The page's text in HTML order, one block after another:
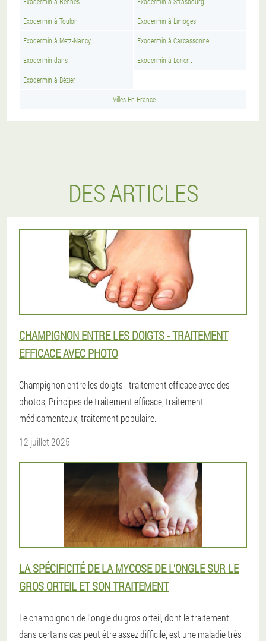
Exodermin à Toulon Exodermin à Limoges
Exodermin à Metz-Nancy Exodermin à Carcassonne
Exodermin dans Exodermin à Lorient
Exodermin à Bézier
Villes En France
DES ARTICLES
CHAMPIGNON ENTRE LES DOIGTS - TRAITEMENT
EFFICACE AVEC PHOTO
Champignon entre les doigts - traitement efficace avec des
photos, Principes de traitement efficace, traitement
médicamenteux, traitement populaire.
12 juillet 2025
LA SPÉCIFICITÉ DE LA MYCOSE DE L'ONGLE SUR LE
GROS ORTEIL ET SON TRAITEMENT
Le champignon de l'ongle du gros orteil, dont le traitement
dans certains cas peut être assez difficile, est une maladie très